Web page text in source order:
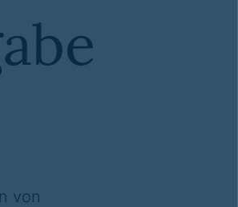
von